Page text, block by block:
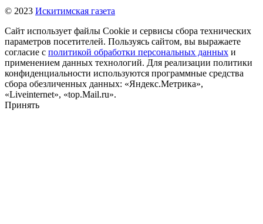
© 2023 Искитимская газета
Сайт использует файлы Cookie и сервисы сбора технических
параметров посетителей. Пользуясь сайтом, вы выражаете
согласие с политикой обработки персональных данных и
применением данных технологий. Для реализации политики
конфиденциальности используются программные средства
сбора обезличенных данных: «Яндекс.Метрика»,
«Liveinternet», «top.Mail.ru».
Принять